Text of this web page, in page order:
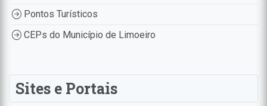
Pontos Turísticos
CEPs do Município de Limoeiro
Sites e Portais